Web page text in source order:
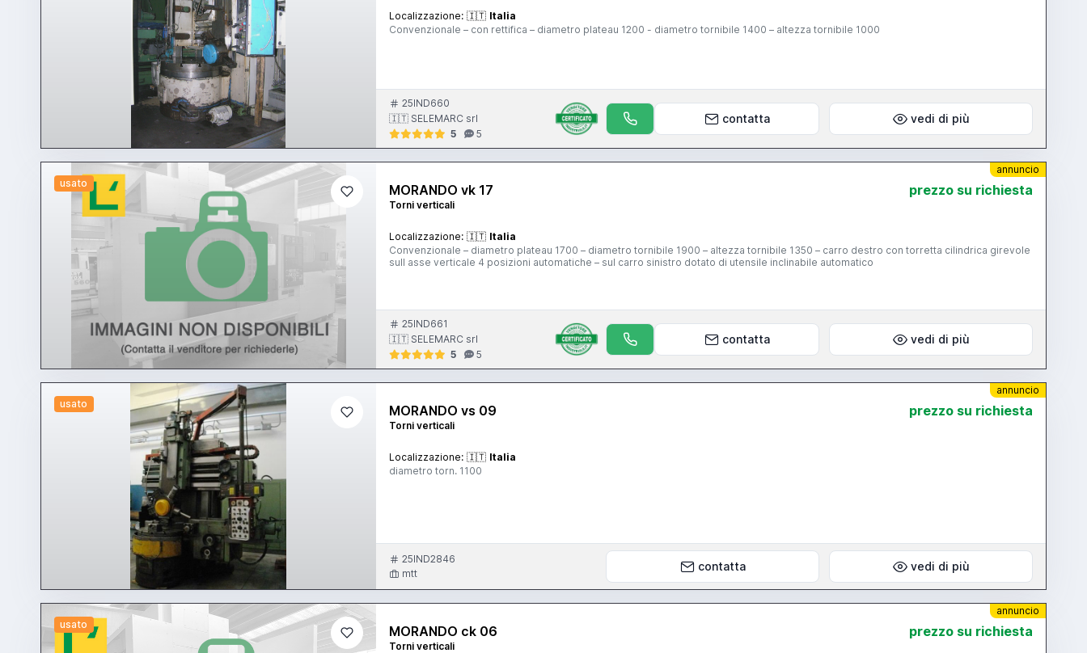
Localizzazione: 🇮🇹 Italia
Convenzionale – con rettifica – diametro plateau 1200 - diametro tornibile 1400 – altezza tornibile 1000
25IND660
🇮🇹 SELEMARC srl
5
5
contatta vedi di più
usato
annuncio
MORANDO vk 17
Torni verticali
prezzo su richiesta
Localizzazione: 🇮🇹 Italia
Convenzionale – diametro plateau 1700 – diametro tornibile 1900 – altezza tornibile 1350 – carro destro con torretta cilindrica girevole
sull asse verticale 4 posizioni automatiche – sul carro sinistro dotato di utensile inclinabile automatico
25IND661
🇮🇹 SELEMARC srl
5
5
contatta vedi di più
usato
annuncio
MORANDO vs 09
Torni verticali
prezzo su richiesta
Localizzazione: 🇮🇹 Italia
diametro torn. 1100
25IND2846
mtt
contatta vedi di più
usato
annuncio
MORANDO ck 06
Torni verticali
prezzo su richiesta